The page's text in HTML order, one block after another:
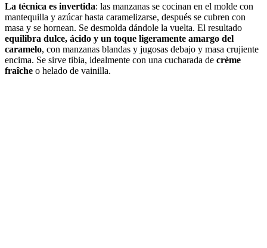
La técnica es invertida: las manzanas se cocinan en el molde con
mantequilla y azúcar hasta caramelizarse, después se cubren con
masa y se hornean. Se desmolda dándole la vuelta. El resultado
equilibra dulce, ácido y un toque ligeramente amargo del
caramelo, con manzanas blandas y jugosas debajo y masa crujiente
encima. Se sirve tibia, idealmente con una cucharada de crème
fraîche o helado de vainilla.